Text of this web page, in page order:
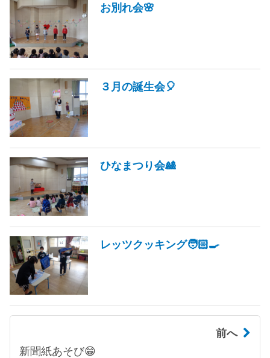
お別れ会🌸
３月の誕生会🎈
ひなまつり会🎎
レッツクッキング🧑🏻‍🍳
前へ
新聞紙あそび😁